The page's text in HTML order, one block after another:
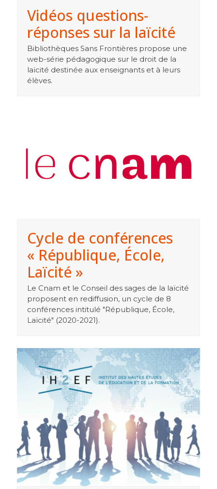
Vidéos questions-
réponses sur la laïcité
Bibliothèques Sans Frontières propose une
web-série pédagogique sur le droit de la
laïcité destinée aux enseignants et à leurs
élèves.
Cycle de conférences
« République, École,
Laïcité »
Le Cnam et le Conseil des sages de la laïcité
proposent en rediffusion, un cycle de 8
conférences intitulé "République, École,
Laïcité" (2020-2021).